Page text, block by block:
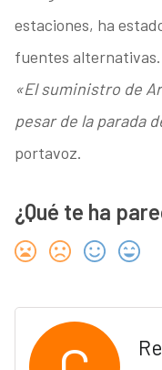
estaciones, ha
fuentes alternativas.
«El suministro de
pesar de la parada
portavoz.
¿Qué te ha